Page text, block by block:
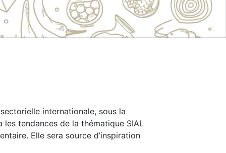
internationale, sous la
les tendances de la thématique SIAL
Elle sera source d’inspiration